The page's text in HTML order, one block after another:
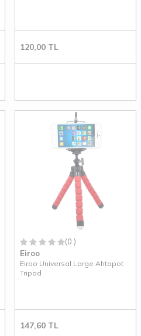
120,00 TL
(0 )
Eiroo
Eiroo Universal Large Ahtapot
Tripod
147,60 TL